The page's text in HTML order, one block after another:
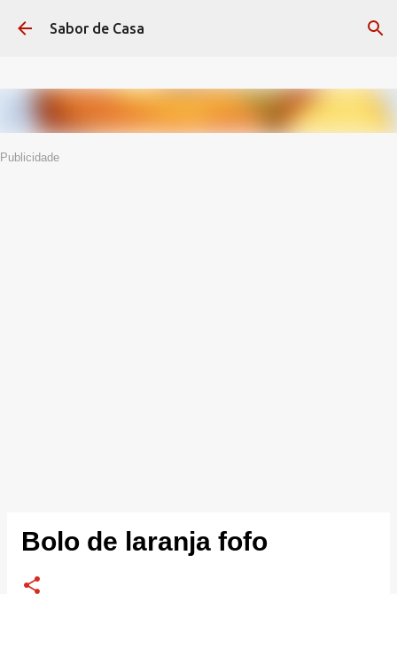
Avançar para o conteúdo principal
Sabor de Casa
Publicidade
Bolo de laranja fofo